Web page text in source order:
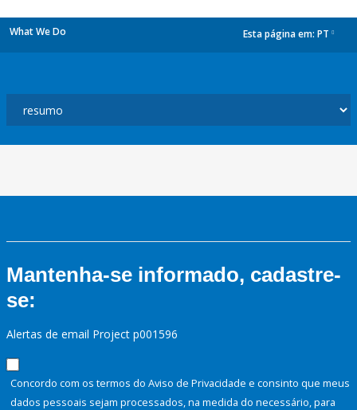
What We Do Esta página em: PT
Mantenha-se informado, cadastre-
se:
Alertas de email Project p001596
Concordo com os termos do Aviso de Privacidade e consinto que meus
dados pessoais sejam processados, na medida do necessário, para